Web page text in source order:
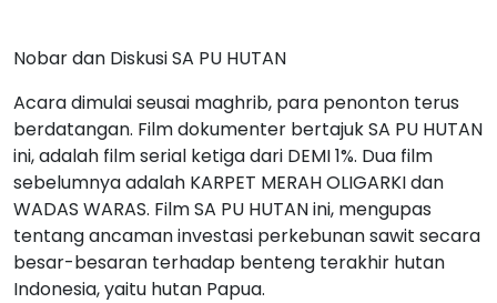
Nobar dan Diskusi SA PU HUTAN
Acara dimulai seusai maghrib, para penonton terus
berdatangan. Film dokumenter bertajuk SA PU HUTAN
ini, adalah film serial ketiga dari DEMI 1%. Dua film
sebelumnya adalah KARPET MERAH OLIGARKI dan
WADAS WARAS. Film SA PU HUTAN ini, mengupas
tentang ancaman investasi perkebunan sawit secara
besar-besaran terhadap benteng terakhir hutan
Indonesia, yaitu hutan Papua.